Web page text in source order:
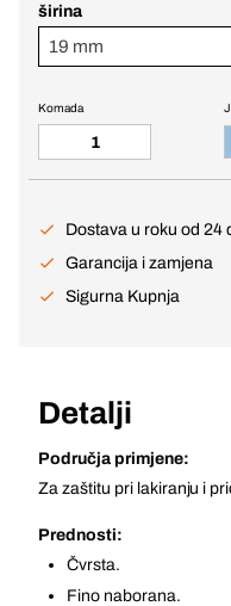
širina
19 mm
Komada
Dostava u roku od 24
Garancija i zamjena
Sigurna Kupnja
Detalji
Područja primjene:
Za zaštitu pri lakiranju i
Prednosti:
Čvrsta.
Fino naborana.